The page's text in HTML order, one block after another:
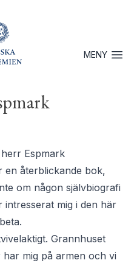
MENYÖppna
Espmark
en återblickande bok,
om någon självbiografi
intresserat mig i den här
Grannhuset
mig på armen och vi